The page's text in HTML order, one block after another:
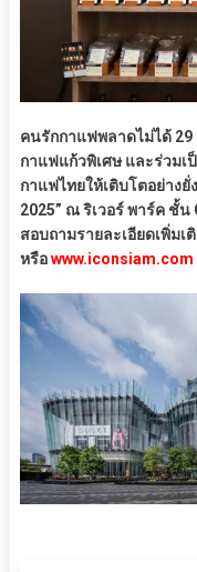
คนรักกาแฟพลาดไม่ได้
กาแฟแก้วพิเศษ และร่วม
กาแฟไทยให้เติบโตอย่างยั่
2025” ณ ริเวอร์ พาร์ค ชั้
สอบถามรายละเอียดเพิ่มเ
หรือwww.iconsiam.com